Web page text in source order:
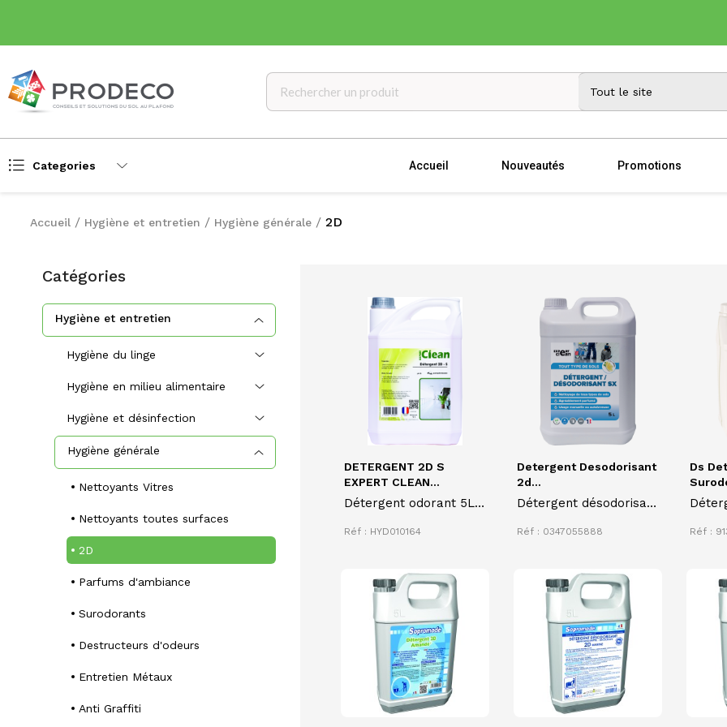
Categories Accueil Nouveautés Promotions
Accueil Hygiène et entretien Hygiène générale 2D
Catégories
Hygiène et entretien
Hygiène du linge
Hygiène en milieu alimentaire
Hygiène et désinfection
Hygiène générale
Nettoyants Vitres
Nettoyants toutes surfaces
2D
Parfums d'ambiance
Surodorants
Destructeurs d'odeurs
Entretien Métaux
Anti Graffiti
DETERGENT 2D S
EXPERT CLEAN...
Détergent odorant 5L
Réf : HYD010164
Detergent Desodorisant
2d...
Détergent désodorisant
5 litres parfum citron
Réf : 0347055888
Ds
Réf :